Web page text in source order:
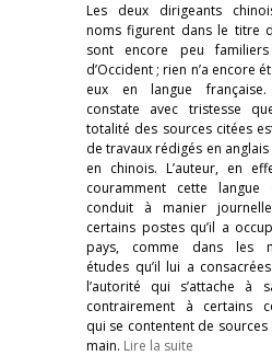
Les deux dirigeants
noms figurent dans le titre
sont encore peu
d’Occident ; rien n’a encore
eux en langue
constate avec tristesse
totalité des sources citées
de travaux rédigés en
en chinois. L’auteur, en
couramment cette langue
conduit à manier
certains postes qu’il a
pays, comme dans les
études qu’il lui a
l’autorité qui s’attache à
contrairement à certains
qui se contentent de sources
main. Lire la suite